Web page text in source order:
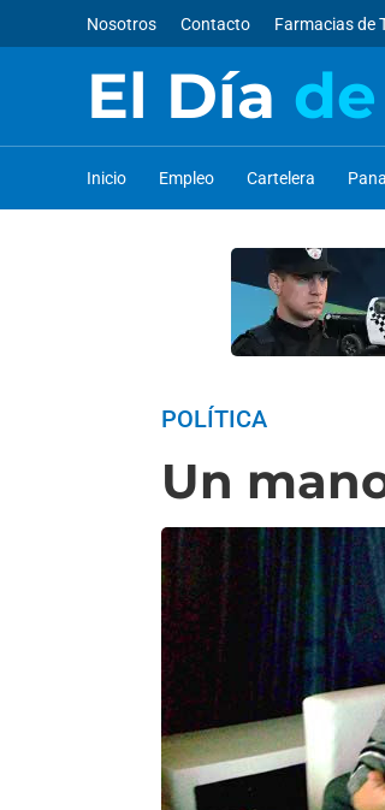
Nosotros Contacto Farmacias de
El Día
Inicio Empleo Cartelera
POLÍTICA
Un